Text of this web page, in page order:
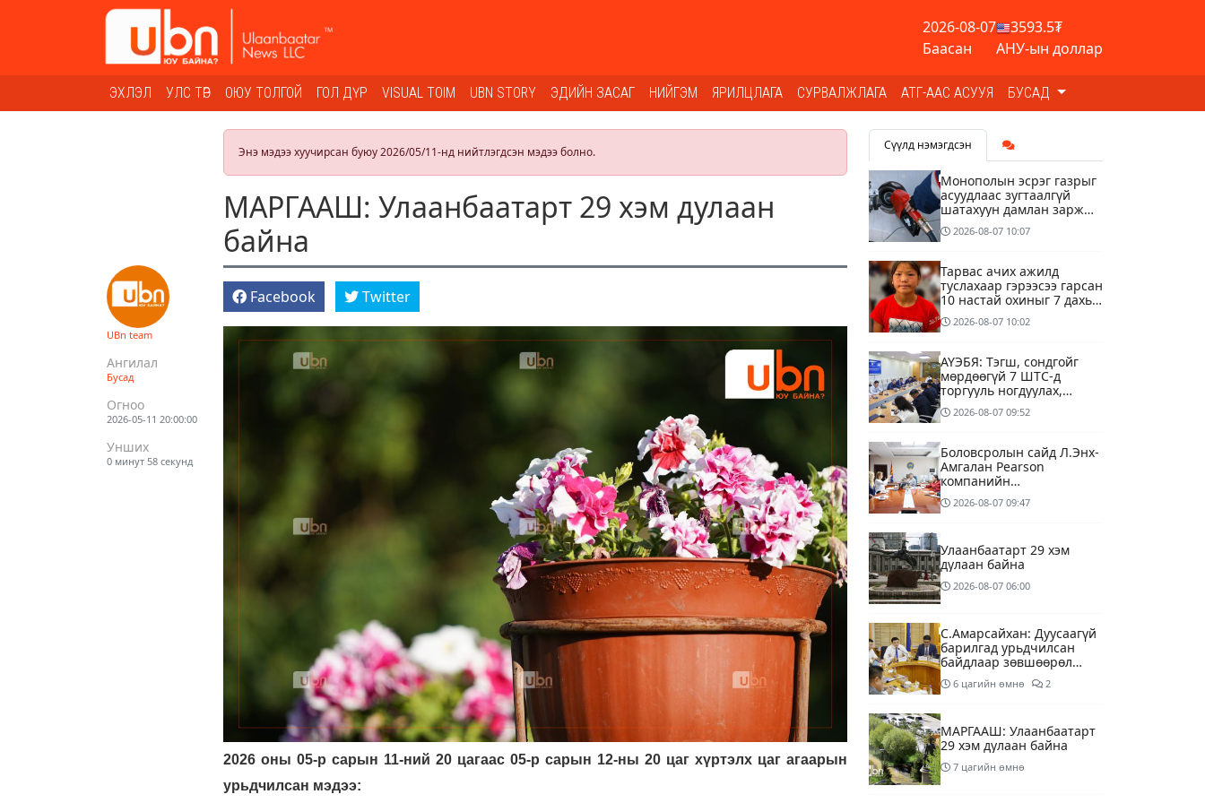
2026-08-07
Баасан
3593.5₮
АНУ-ын доллар
ЭХЛЭЛ УЛС ТӨР ОЮУ ТОЛГОЙ ГОЛ ДҮР VISUAL TOIM UBN STORY ЭДИЙН ЗАСАГ НИЙГЭМ ЯРИЛЦЛАГА СУРВАЛЖЛАГА АТГ-ААС АСУУЯ БУСАД
Энэ мэдээ хуучирсан буюу 2026/05/11-нд нийтлэгдсэн мэдээ болно.
МАРГААШ: Улаанбаатарт 29 хэм дулаан
байна
UBn team
Ангилал
Бусад
Огноо
2026-05-11 20:00:00
Унших
0 минут 58 секунд
Facebook Twitter
2026 оны 05-р сарын 11-ний 20 цагаас 05-р сарын 12-ны 20 цаг хүртэлх цаг агаарын
урьдчилсан мэдээ:
Сүүлд нэмэгдсэн
Монополын эсрэг газрыг
асуудлаас зугтаалгүй
шатахуун дамлан зарж
буй асуудалд хяналт
тавихыг үүрэгдэв
2026-08-07 10:07
Тарвас ачих ажилд
туслахаар гэрээсээ гарсан
10 настай охиныг 7 дахь
өдрөө хайж байна
2026-08-07 10:02
АҮЭБЯ: Тэгш, сондгойг
мөрдөөгүй 7 ШТС-д
торгууль ногдуулах,
тусгай зөвшөөрлийг нь
цуцлах хүртэл арга
2026-08-07 09:52
Боловсролын сайд Л.Энх-
Амгалан Pearson
компанийн
удирдлагуудтай уулзаж,
хамтын ажиллагааг
2026-08-07 09:47
Улаанбаатарт 29 хэм
дулаан байна
2026-08-07 06:00
С.Амарсайхан: Дуусаагүй
барилгад урьдчилсан
байдлаар зөвшөөрөл
гэрчилгээ олгохгүй
байхаар зохион
6 цагийн өмнө 2
МАРГААШ: Улаанбаатарт
29 хэм дулаан байна
7 цагийн өмнө